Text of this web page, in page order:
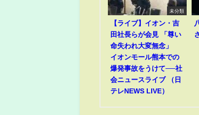
未分類
【ライブ】イオン・吉
田社長らが会見 「尊い
命失われ大変無念」
イオンモール熊本での
爆発事故をうけて──社
会ニュースライブ （日
テレNEWS LIVE）